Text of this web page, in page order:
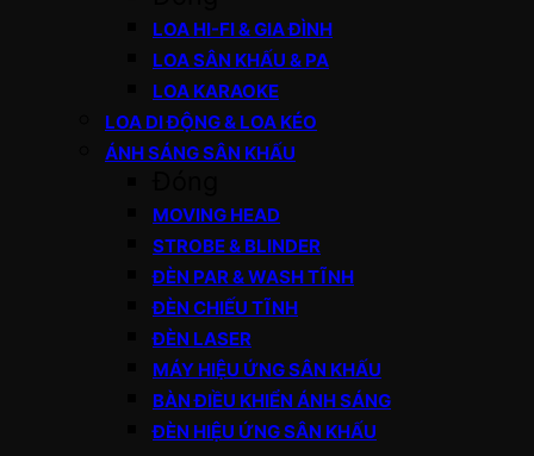
LOA HI-FI & GIA ĐÌNH
LOA SÂN KHẤU & PA
LOA KARAOKE
LOA DI ĐỘNG & LOA KÉO
ÁNH SÁNG SÂN KHẤU
MOVING HEAD
STROBE & BLINDER
ĐÈN PAR & WASH TĨNH
ĐÈN CHIẾU TĨNH
ĐÈN LASER
MÁY HIỆU ỨNG SÂN KHẤU
BÀN ĐIỀU KHIỂN ÁNH SÁNG
ĐÈN HIỆU ỨNG SÂN KHẤU